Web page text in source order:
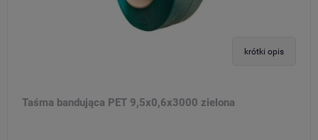
krótki opis
Taśma bandująca PET 9,5x0,6x3000 zielona